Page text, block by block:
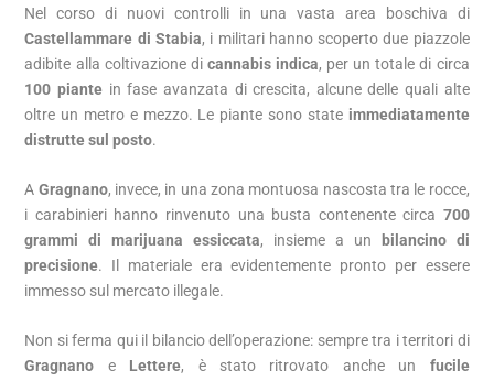
Nel corso di nuovi controlli in una vasta area boschiva di
Castellammare di Stabia, i militari hanno scoperto due piazzole
adibite alla coltivazione di cannabis indica, per un totale di circa
100 piante in fase avanzata di crescita, alcune delle quali alte
oltre un metro e mezzo. Le piante sono state immediatamente
distrutte sul posto.
A Gragnano, invece, in una zona montuosa nascosta tra le rocce,
i carabinieri hanno rinvenuto una busta contenente circa 700
grammi di marijuana essiccata, insieme a un
bilancino di
precisione. Il materiale era evidentemente pronto per essere
immesso sul mercato illegale.
Non si ferma qui il bilancio dell’operazione: sempre tra i territori di
Gragnano e Lettere, è stato ritrovato anche un fucile